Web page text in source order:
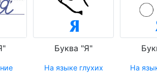
Буква "Я"
На языке глухих На